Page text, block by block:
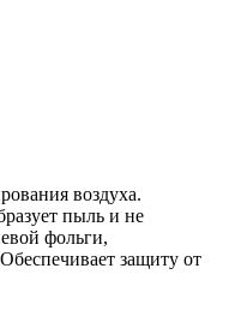
воздуха.
пыль и не
фольги,
защиту от